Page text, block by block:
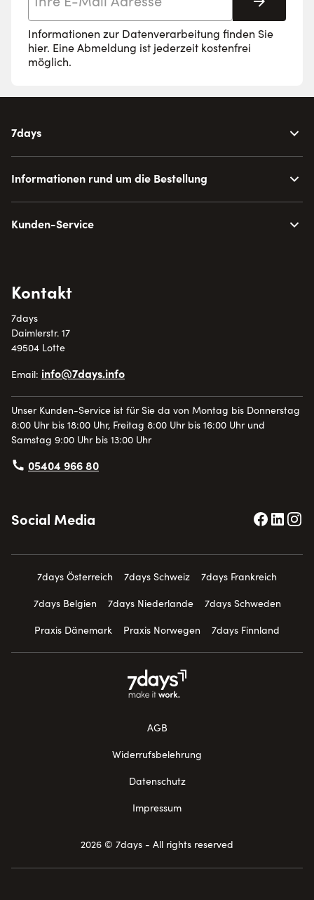
Informationen zur Datenverarbeitung finden Sie
hier. Eine Abmeldung ist jederzeit kostenfrei
möglich.
7days
Informationen rund um die Bestellung
Kunden-Service
Kontakt
7days
Daimlerstr. 17
49504 Lotte
Email: info@7days.info
Unser Kunden-Service ist für Sie da von Montag bis Donnerstag
8:00 Uhr bis 18:00 Uhr, Freitag 8:00 Uhr bis 16:00 Uhr und
Samstag 9:00 Uhr bis 13:00 Uhr
05404 966 80
Social Media
7days Österreich 7days Schweiz
7days Frankreich
7days Belgien
7days Niederlande
7days Schweden
Praxis Dänemark
Praxis Norwegen 7days Finnland
AGB
Widerrufsbelehrung
Datenschutz
Impressum
2026 © 7days - All rights reserved